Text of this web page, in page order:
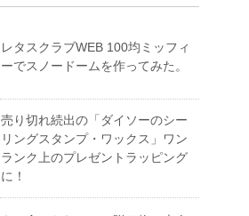
レタスクラブWEB 100均ミッフィ
ーでスノードームを作ってみた。
売り切れ続出の「ダイソーのシー
リングスタンプ・ワックス」ワン
ランク上のプレゼントラッピング
に！